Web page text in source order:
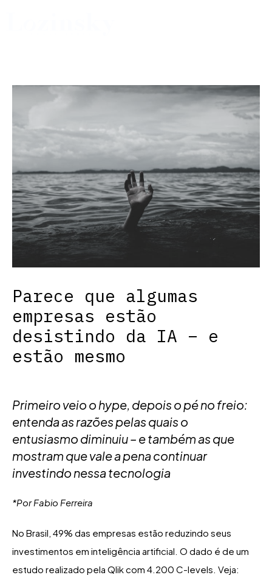
Parece que algumas
empresas estão
desistindo da IA – e
estão mesmo
Primeiro veio o hype, depois o pé no freio:
entenda as razões pelas quais o
entusiasmo diminuiu – e também as que
mostram que vale a pena continuar
investindo nessa tecnologia
*Por Fabio Ferreira
No Brasil, 49% das empresas estão reduzindo seus
investimentos em inteligência artificial. O dado é de um
estudo realizado pela Qlik com 4.200 C-levels. Veja: